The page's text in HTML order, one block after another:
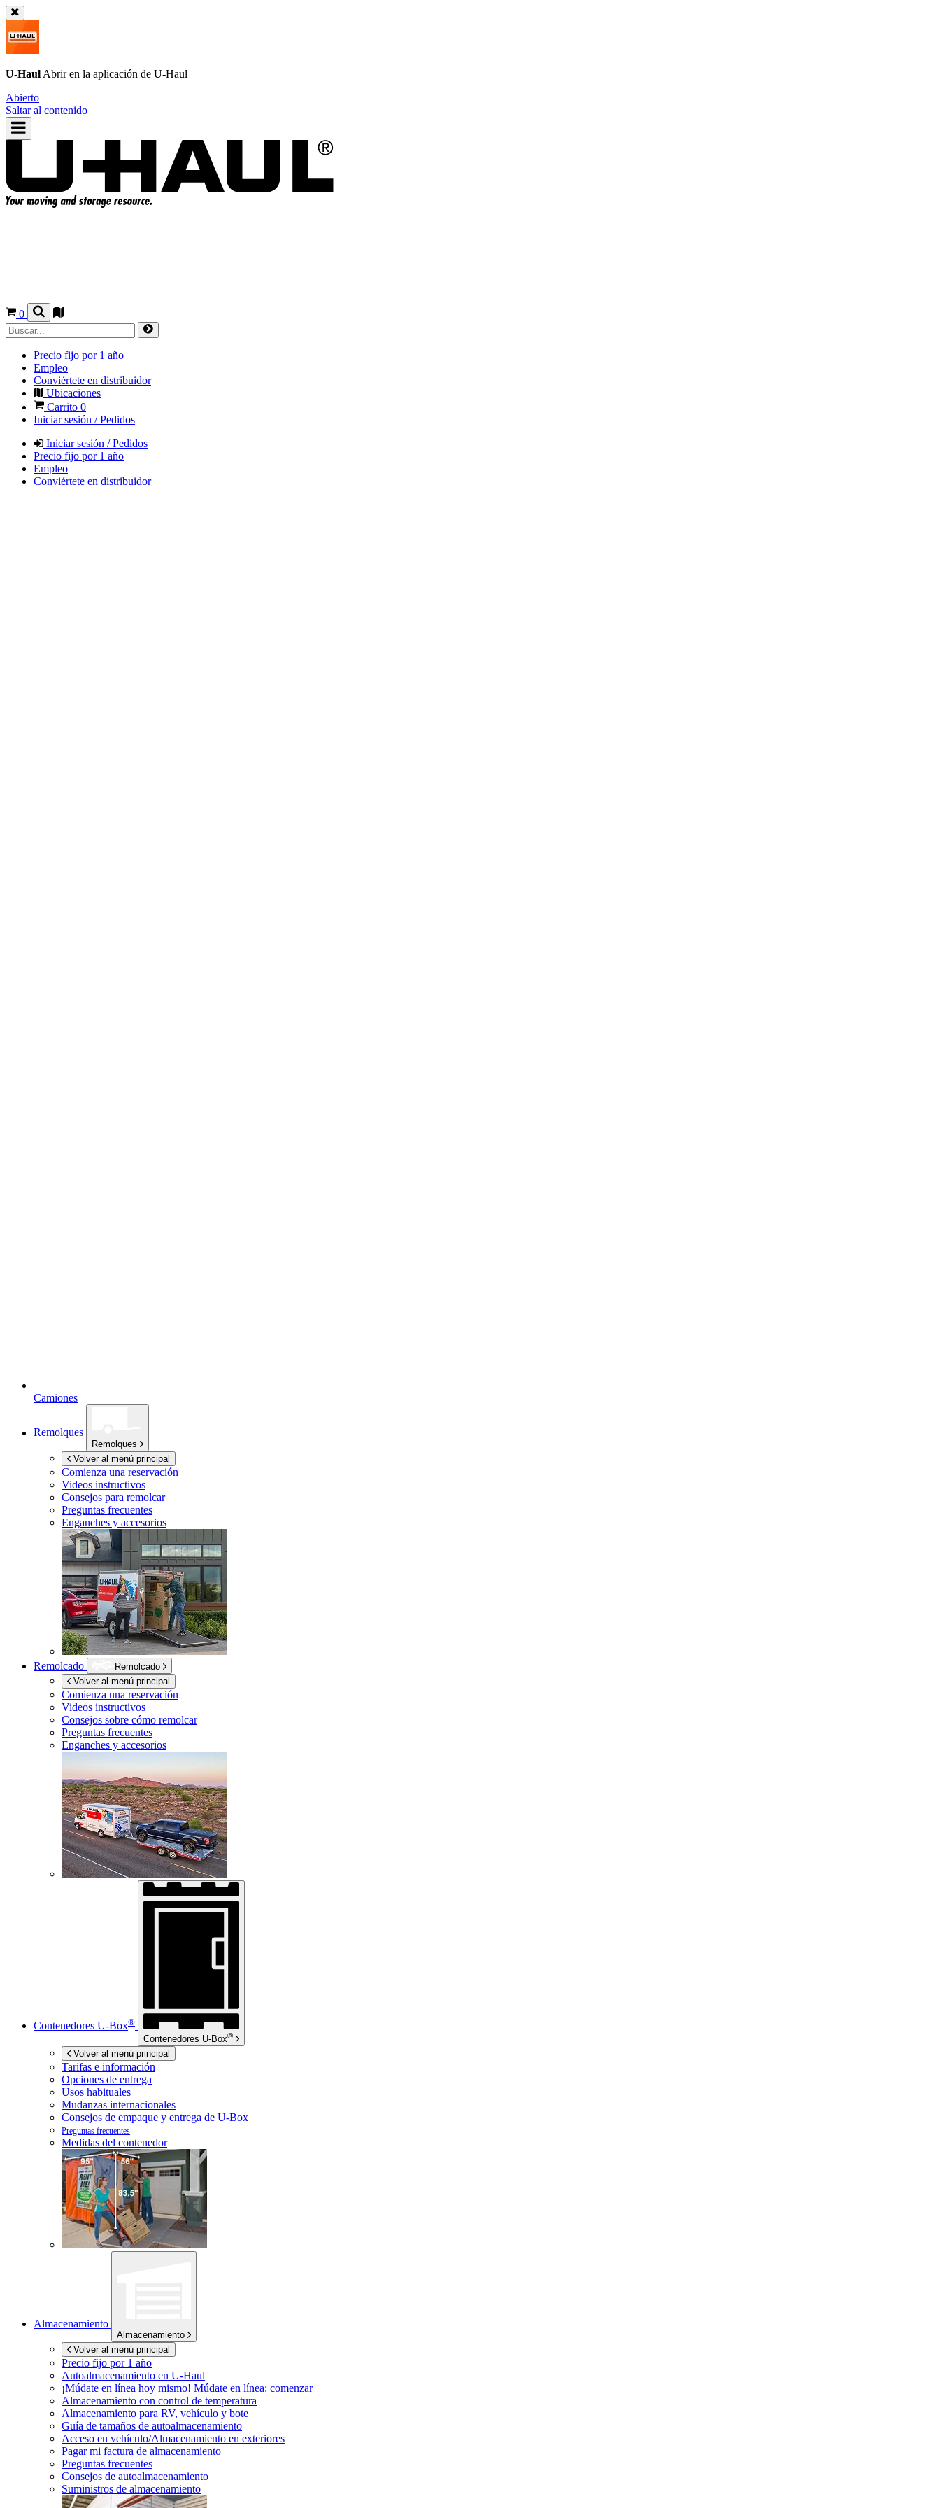
U-Haul Abrir en la aplicación de U-Haul
Abierto
Saltar al contenido
0
Precio fijo por 1 año
Empleo
Conviértete en distribuidor
Ubicaciones
Carrito 0
Iniciar sesión / Pedidos
Iniciar sesión / Pedidos
Precio fijo por 1 año
Empleo
Conviértete en distribuidor
Camiones
Remolques
Remolques
Volver al menú principal
Comienza una reservación
Videos instructivos
Consejos para remolcar
Preguntas frecuentes
Enganches y accesorios
Remolcado
Remolcado
Volver al menú principal
Comienza una reservación
Videos instructivos
Consejos sobre cómo remolcar
Preguntas frecuentes
Enganches y accesorios
Contenedores U-Box®
Contenedores U-Box®
Volver al menú principal
Tarifas e información
Opciones de entrega
Usos habituales
Mudanzas internacionales
Consejos de empaque y entrega de U-Box
Preguntas frecuentes
Medidas del contenedor
Almacenamiento
Almacenamiento
Volver al menú principal
Precio fijo por 1 año
Autoalmacenamiento en U-Haul
¡Múdate en línea hoy mismo! Múdate en línea: comenzar
Almacenamiento con control de temperatura
Almacenamiento para RV, vehículo y bote
Guía de tamaños de autoalmacenamiento
Acceso en vehículo/Almacenamiento en exteriores
Pagar mi factura de almacenamiento
Preguntas frecuentes
Consejos de autoalmacenamiento
Suministros de almacenamiento